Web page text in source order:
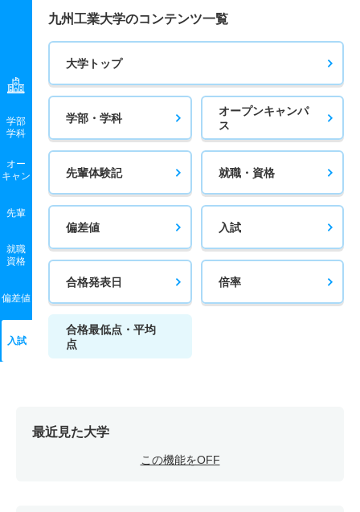
学部
学科
オー
キャン
先輩
就職
資格
偏差値
入試
九州工業大学のコンテンツ一覧
大学トップ
学部・学科
オープンキャンパ
ス
先輩体験記 就職・資格
偏差値 入試
合格発表日 倍率
合格最低点・平均
点
最近見た大学
この機能をOFF